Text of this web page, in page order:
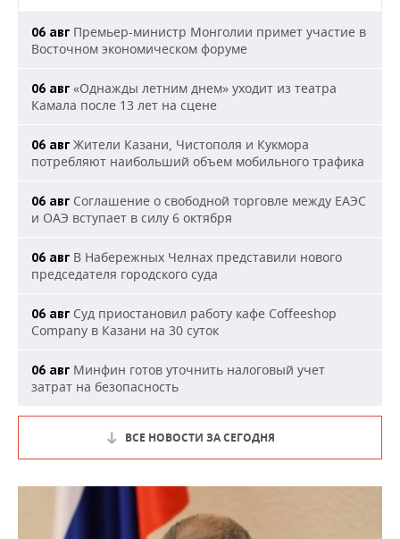
06 авг Премьер-министр Монголии примет участие в
Восточном экономическом форуме
06 авг «Однажды летним днем» уходит из театра
Камала после 13 лет на сцене
06 авг Жители Казани, Чистополя и Кукмора
потребляют наибольший объем мобильного трафика
06 авг Соглашение о свободной торговле между ЕАЭС
и ОАЭ вступает в силу 6 октября
06 авг В Набережных Челнах представили нового
председателя городского суда
06 авг Суд приостановил работу кафе Coffeeshop
Company в Казани на 30 суток
06 авг Минфин готов уточнить налоговый учет
затрат на безопасность
ВСЕ НОВОСТИ ЗА СЕГОДНЯ